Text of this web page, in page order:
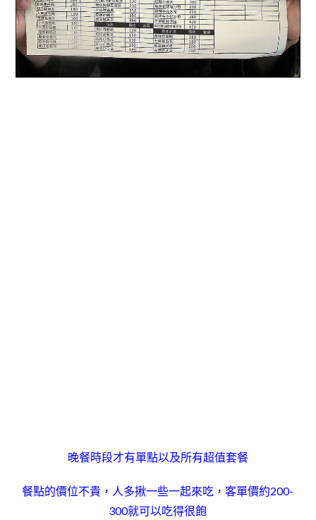
晚餐時段才有單點以及所有超值套餐
餐點的價位不貴，人多揪一些一起來吃，客單價約200-
300就可以吃得很飽